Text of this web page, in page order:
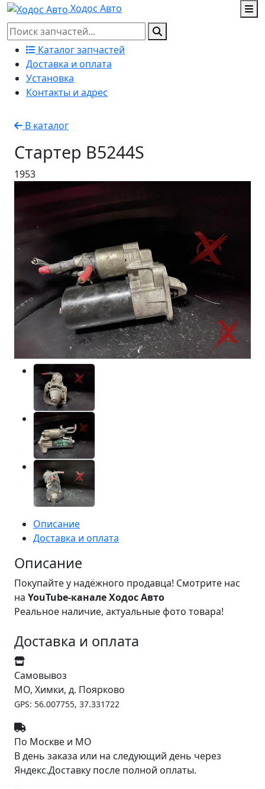
Ходос Авто
Каталог запчастей
Доставка и оплата
Установка
Контакты и адрес
В каталог
Стартер B5244S
1953
Описание
Доставка и оплата
Описание
Покупайте у надёжного продавца! Смотрите нас
на YouTube-канале Ходос Авто
Реальное наличие, актуальные фото товара!
Доставка и оплата
Самовывоз
МО, Химки, д. Поярково
GPS: 56.007755, 37.331722
По Москве и МО
В день заказа или на следующий день через
Яндекс.Доставку после полной оплаты.